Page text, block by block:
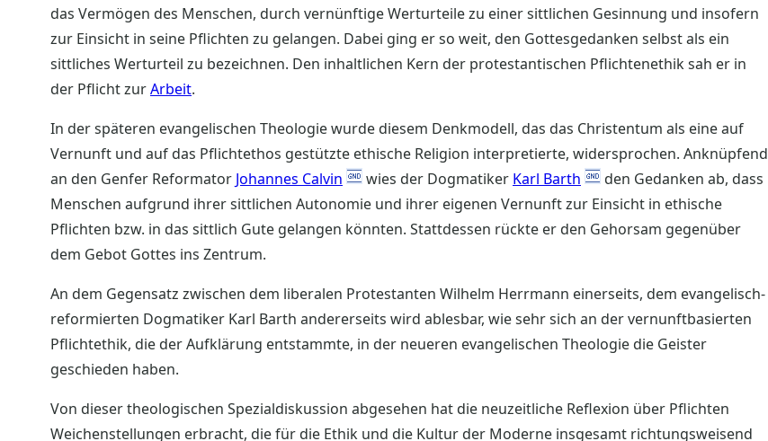
das Vermögen des Menschen, durch vernünftige Werturteile zu einer sittlichen Gesinnung und insofern
zur Einsicht in seine Pflichten zu gelangen. Dabei ging er so weit, den Gottesgedanken selbst als ein
sittliches Werturteil zu bezeichnen. Den inhaltlichen Kern der protestantischen Pflichtenethik sah er in
der Pflicht zurArbeit.
In der späteren evangelischen Theologie wurde diesem Denkmodell, das das Christentum als eine auf
Vernunft und auf das Pflichtethos gestützte ethische Religion interpretierte, widersprochen. Anknüpfend
an den Genfer Reformator Johannes Calvin wies der Dogmatiker Karl Barth
den Gedanken ab, dass
Menschen aufgrund ihrer sittlichen Autonomie und ihrer eigenen Vernunft zur Einsicht in ethische
Pflichten bzw. in das sittlich Gute gelangen könnten. Stattdessen rückte er den Gehorsam gegenüber
dem Gebot Gottes ins Zentrum.
An dem Gegensatz zwischen dem liberalen Protestanten Wilhelm Herrmann einerseits, dem evangelisch-
reformierten Dogmatiker Karl Barth andererseits wird ablesbar, wie sehr sich an der vernunftbasierten
Pflichtethik, die der Aufklärung entstammte, in der neueren evangelischen Theologie die Geister
geschieden haben.
Von dieser theologischen Spezialdiskussion abgesehen hat die neuzeitliche Reflexion über Pflichten
Weichenstellungen erbracht, die für die Ethik und die Kultur der Moderne insgesamt richtungsweisend